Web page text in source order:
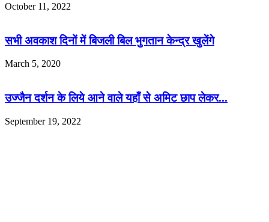
October 11, 2022
सभी अवकाश दिनों में बिजली बिल भुगतान केन्द्र खुलेंगे
March 5, 2020
उज्जैन दर्शन के लिये आने वाले यहाँ से अमिट छाप लेकर...
September 19, 2022